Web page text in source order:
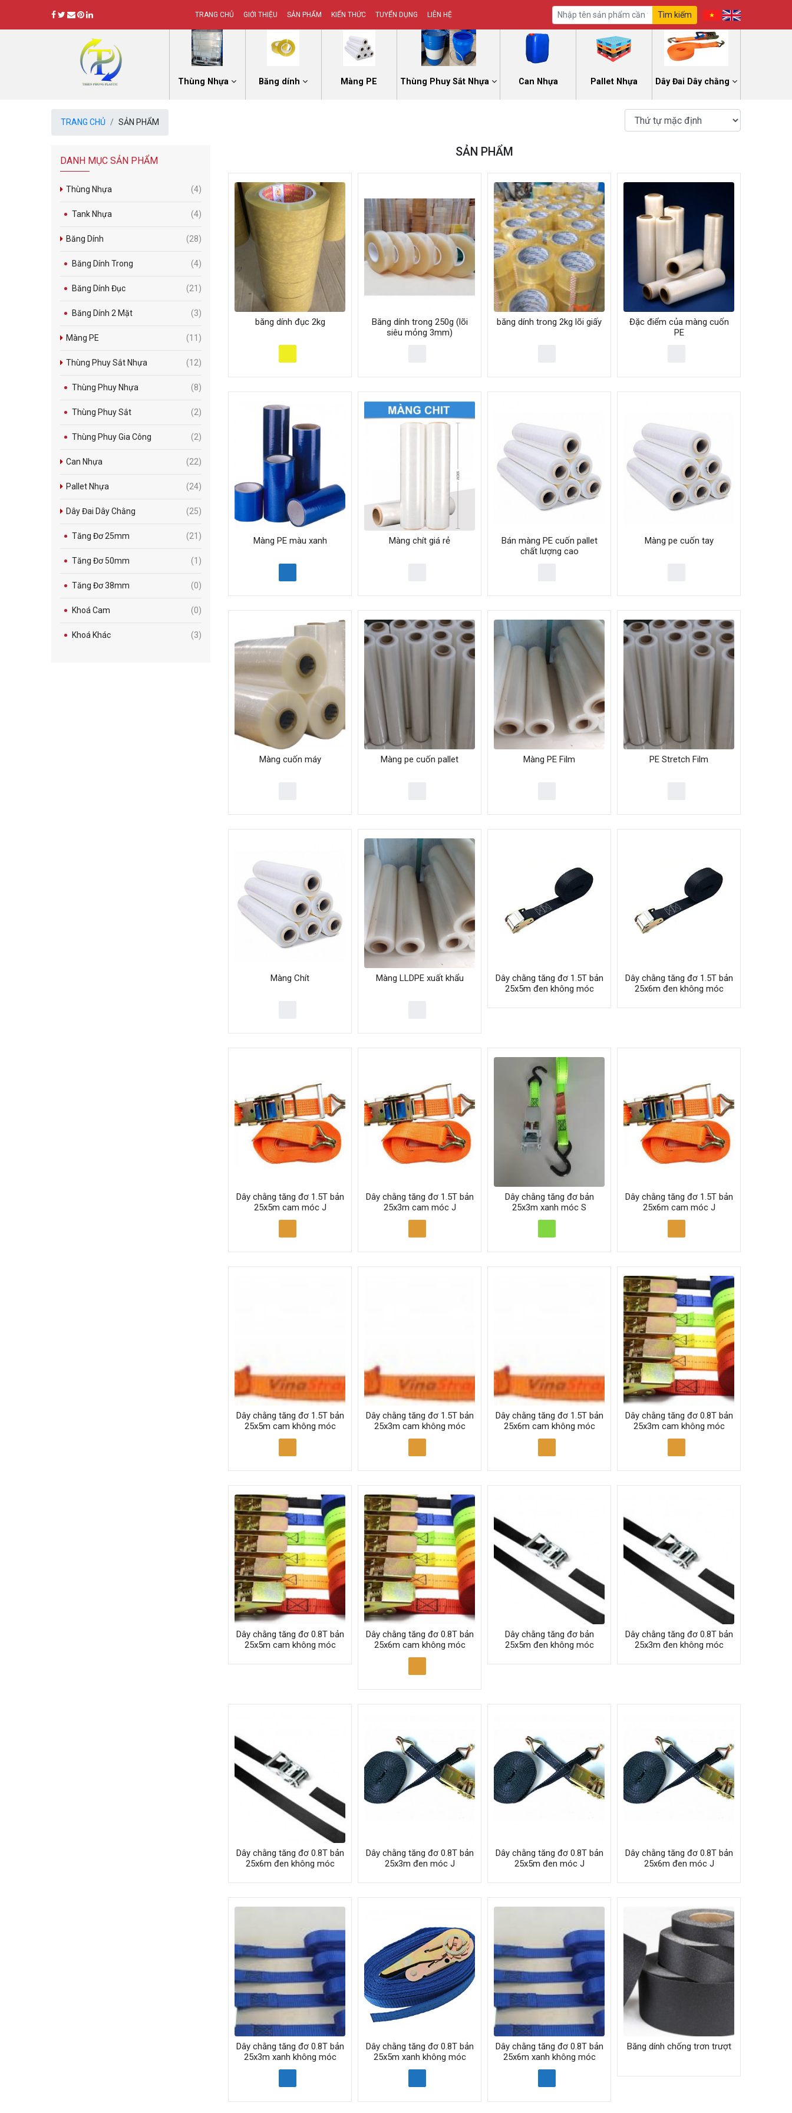
TRANG CHỦ GIỚI THIỆU SẢN PHẨM KIẾN THỨC TUYỂN DỤNG LIÊN HỆ Tìm kiếm
Thùng Nhựa Băng dính Màng PE Thùng Phuy Sắt Nhựa Can Nhựa Pallet Nhựa Dây Đai Dây chằng
TRANG CHỦ SẢN PHẨM
DANH MỤC SẢN PHẨM
Thùng Nhựa (4)
Tank Nhựa (4)
Băng Dính (28)
Băng Dính Trong (4)
Băng Dính Đục (21)
Băng Dính 2 Mặt (3)
Màng PE (11)
Thùng Phuy Sắt Nhựa (12)
Thùng Phuy Nhựa (8)
Thùng Phuy Sắt (2)
Thùng Phuy Gia Công (2)
Can Nhựa (22)
Pallet Nhựa (24)
Dây Đai Dây Chằng (25)
Tăng Đơ 25mm (21)
Tăng Đơ 50mm (1)
Tăng Đơ 38mm (0)
Khoá Cam (0)
Khoá Khác (3)
SẢN PHẨM
băng dính đục 2kg
Băng dính trong 250g (lõi
siêu mỏng 3mm)
băng dính trong 2kg lõi giấy
Đặc điểm của màng cuốn
PE
Màng PE màu xanh Màng chít giá rẻ
Bán màng PE cuốn pallet
chất lượng cao
Màng pe cuốn tay
Màng cuốn máy Màng pe cuốn pallet Màng PE Film PE Stretch Film
Màng Chít Màng LLDPE xuất khẩu
Dây chằng tăng đơ 1.5T bản
25x5m đen không móc
Dây chằng tăng đơ 1.5T bản
25x6m đen không móc
Dây chằng tăng đơ 1.5T bản
25x5m cam móc J
Dây chằng tăng đơ 1.5T bản
25x3m cam móc J
Dây chằng tăng đơ bản
25x3m xanh móc S
Dây chằng tăng đơ 1.5T bản
25x6m cam móc J
Dây chằng tăng đơ 1.5T bản
25x5m cam không móc
Dây chằng tăng đơ 1.5T bản
25x3m cam không móc
Dây chằng tăng đơ 1.5T bản
25x6m cam không móc
Dây chằng tăng đơ 0.8T bản
25x3m cam không móc
Dây chằng tăng đơ 0.8T bản
25x5m cam không móc
Dây chằng tăng đơ 0.8T bản
25x6m cam không móc
Dây chằng tăng đơ bản
25x5m đen không móc
Dây chằng tăng đơ 0.8T bản
25x3m đen không móc
Dây chằng tăng đơ 0.8T bản
25x6m đen không móc
Dây chằng tăng đơ 0.8T bản
25x3m đen móc J
Dây chằng tăng đơ 0.8T bản
25x5m đen móc J
Dây chằng tăng đơ 0.8T bản
25x6m đen móc J
Dây chằng tăng đơ 0.8T bản
25x3m xanh không móc
Dây chằng tăng đơ 0.8T bản
25x5m xanh không móc
Dây chằng tăng đơ 0.8T bản
25x6m xanh không móc
Băng dính chống trơn trượt